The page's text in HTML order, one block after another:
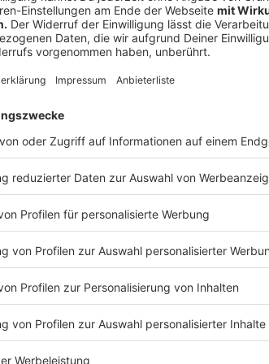
Horstmar
Robert Wenking, CDU
Ibbenbüren
Oliver Otte, CDU
Marc Schrameyer, SPD
Laer